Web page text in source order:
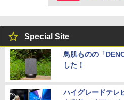
Special Site
鳥肌ものの「
した！
ハイグレードテレ